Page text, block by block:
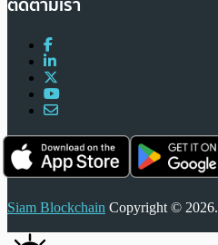
ติดตามเรา
Siam Blockchain Copyright © 2026.